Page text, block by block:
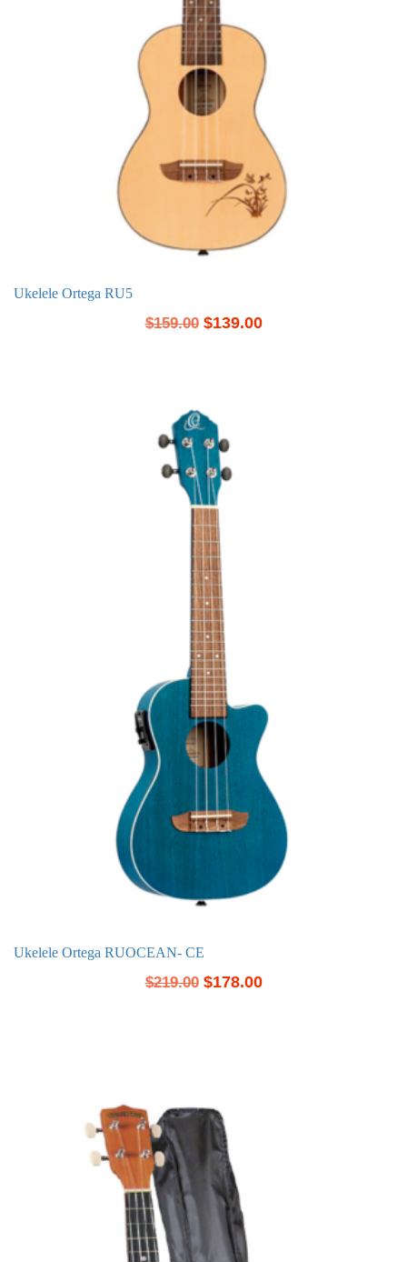
Ukelele Ortega RU5
$159.00 $139.00
Ukelele Ortega RUOCEAN- CE
$219.00 $178.00